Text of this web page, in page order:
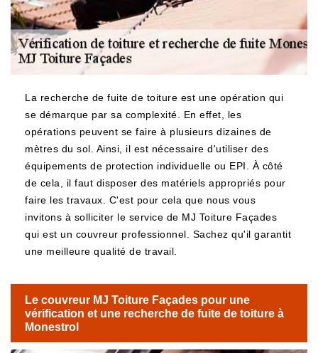
La recherche de fuite de toiture est une opération qui
se démarque par sa complexité. En effet, les
opérations peuvent se faire à plusieurs dizaines de
mètres du sol. Ainsi, il est nécessaire d'utiliser des
équipements de protection individuelle ou EPI. À côté
de cela, il faut disposer des matériels appropriés pour
faire les travaux. C'est pour cela que nous vous
invitons à solliciter le service de MJ Toiture Façades
qui est un couvreur professionnel. Sachez qu'il garantit
une meilleure qualité de travail.
Le couvreur MJ Toiture Façades pour une
vérification et une recherche de fuite de toiture à
Monestrol